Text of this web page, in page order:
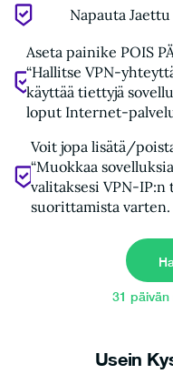
Napauta
Aseta painike POIS
“Hallitse VPN-
käyttää tiettyjä
loput Internet-
Voit jopa lisätä/
“Muokkaa
valitaksesi VPN-
suorittamista varten.
31
Usein